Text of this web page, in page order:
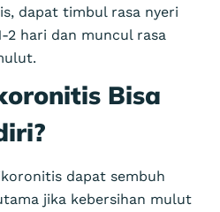
dapat timbul rasa nyeri
2 hari dan muncul rasa
Bisa
dapat sembuh
jika kebersihan mulut